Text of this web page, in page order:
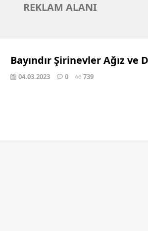
REKLAM ALANI
Bayındır Şirinevler Ağız ve
04.03.2023 0 739